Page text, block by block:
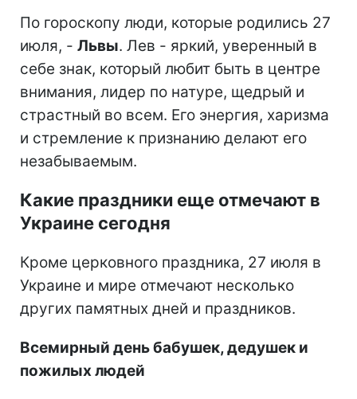
По гороскопу люди, которые родились 27
июля, - Львы. Лев - яркий, уверенный в
себе знак, который любит быть в центре
внимания, лидер по натуре, щедрый и
страстный во всем. Его энергия, харизма
и стремление к признанию делают его
незабываемым.
Какие праздники еще отмечают в
Украине сегодня
Кроме церковного праздника, 27 июля в
Украине и мире отмечают несколько
других памятных дней и праздников.
Всемирный день бабушек, дедушек и
пожилых людей